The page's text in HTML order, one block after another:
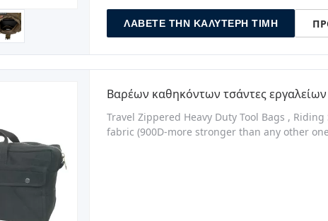
ΛΆΒΕΤΕ ΤΗΝ ΚΑΛΎΤΕΡΗ ΤΙΜΉ
Βαρέων καθηκόντων τσάντες
Travel Zippered Heavy Duty Tool Bags ,
fabric (900D-more stronger than any other